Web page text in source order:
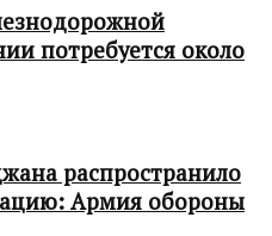
потребуется около
распространило
Армия обороны